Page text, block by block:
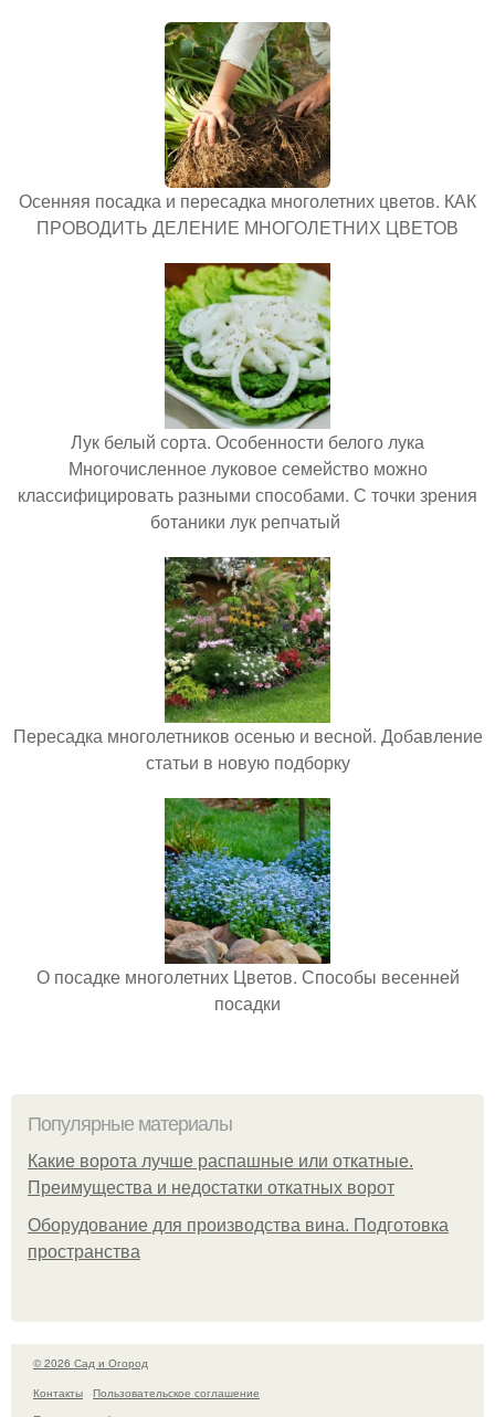
Осенняя посадка и пересадка многолетних цветов. КАК
ПРОВОДИТЬ ДЕЛЕНИЕ МНОГОЛЕТНИХ ЦВЕТОВ
Лук белый сорта. Особенности белого лука
Многочисленное луковое семейство можно
классифицировать разными способами. С точки зрения
ботаники лук репчатый
Пересадка многолетников осенью и весной. Добавление
статьи в новую подборку
О посадке многолетних Цветов. Способы весенней
посадки
Популярные материалы
Какие ворота лучше распашные или откатные.
Преимущества и недостатки откатных ворот
Оборудование для производства вина. Подготовка
пространства
© 2026 Сад и Огород
Контакты
Пользовательское соглашение